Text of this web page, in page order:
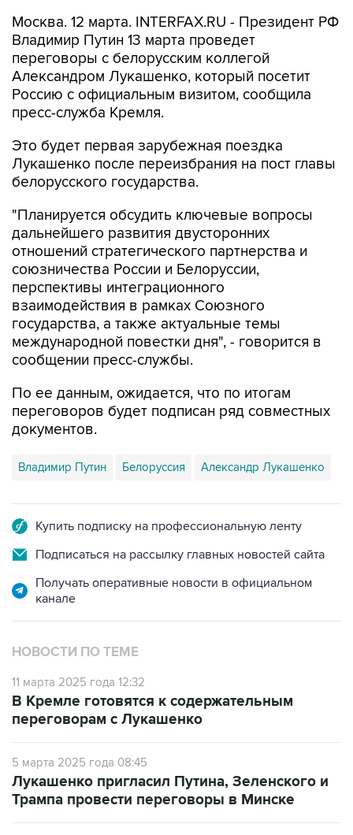
Москва. 12 марта. INTERFAX.RU - Президент РФ
Владимир Путин 13 марта проведет
переговоры с белорусским коллегой
Александром Лукашенко, который посетит
Россию с официальным визитом, сообщила
пресс-служба Кремля.
Это будет первая зарубежная поездка
Лукашенко после переизбрания на пост главы
белорусского государства.
"Планируется обсудить ключевые вопросы
дальнейшего развития двусторонних
отношений стратегического партнерства и
союзничества России и Белоруссии,
перспективы интеграционного
взаимодействия в рамках Союзного
государства, а также актуальные темы
международной повестки дня", - говорится в
сообщении пресс-службы.
По ее данным, ожидается, что по итогам
переговоров будет подписан ряд совместных
документов.
Владимир Путин Белоруссия Александр Лукашенко
Купить подписку на профессиональную ленту
Подписаться на рассылку главных новостей сайта
Получать оперативные новости в официальном
канале
НОВОСТИ ПО ТЕМЕ
11 марта 2025 года 12:32
В Кремле готовятся к содержательным
переговорам с Лукашенко
5 марта 2025 года 08:45
Лукашенко пригласил Путина, Зеленского и
Трампа провести переговоры в Минске